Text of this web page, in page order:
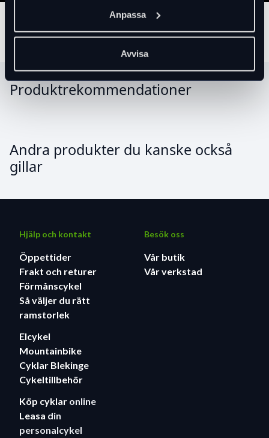
Anpassa
Avvisa
Tillbehör
Produktrekommendationer
Andra produkter du kanske också
gillar
Hjälp och kontakt
Öppettider
Frakt och returer
Förmånscykel
Så väljer du rätt
ramstorlek
Elcykel
Mountainbike
Cyklar Blekinge
Cykeltillbehör
Köp cyklar online
Leasa din
personalcykel
Besök oss
Vår butik
Vår verkstad